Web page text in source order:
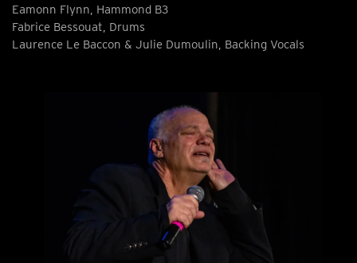
Eamonn Flynn, Hammond B3
Fabrice Bessouat, Drums
Laurence Le Baccon & Julie Dumoulin, Backing Vocals